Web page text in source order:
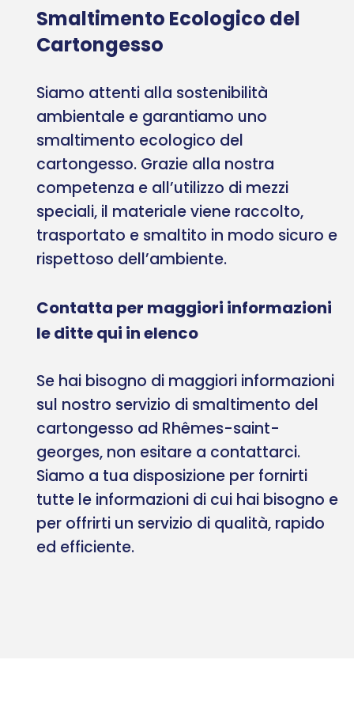
Smaltimento Ecologico del
Cartongesso
Siamo attenti alla sostenibilità
ambientale e garantiamo uno
smaltimento ecologico del
cartongesso. Grazie alla nostra
competenza e all’utilizzo di mezzi
speciali, il materiale viene raccolto,
trasportato e smaltito in modo sicuro e
rispettoso dell’ambiente.
Contatta per maggiori informazioni
le ditte qui in elenco
Se hai bisogno di maggiori informazioni
sul nostro servizio di smaltimento del
cartongesso ad Rhêmes-saint-
georges, non esitare a contattarci.
Siamo a tua disposizione per fornirti
tutte le informazioni di cui hai bisogno e
per offrirti un servizio di qualità, rapido
ed efficiente.